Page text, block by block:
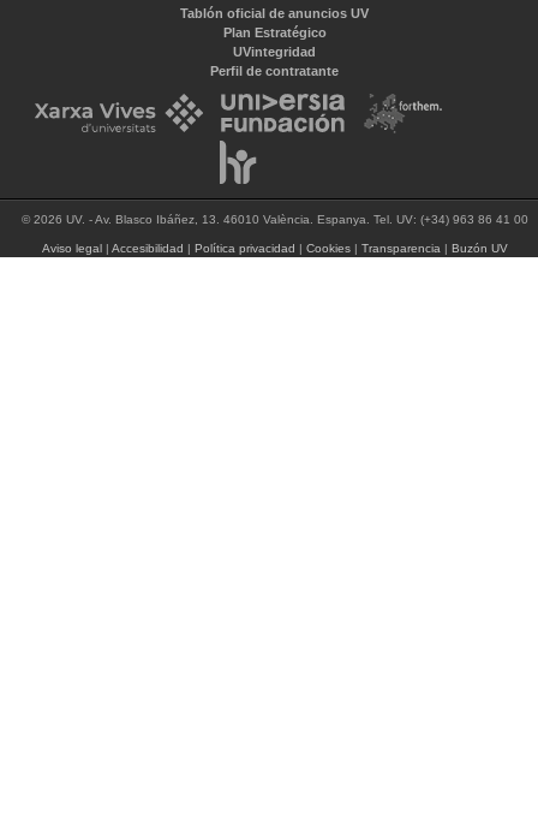
Tablón oficial de anuncios UV
Plan Estratégico
UVintegridad
Perfil de contratante
© 2026 UV. - Av. Blasco Ibáñez, 13. 46010 València. Espanya. Tel. UV: (+34) 963 86 41 00
Aviso legal| Accesibilidad | Política privacidad | Cookies| Transparencia | Buzón UV